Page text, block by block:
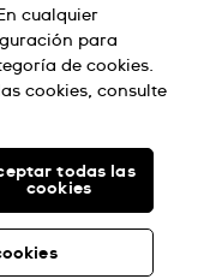
RESERVADOS:
cualquier
para
de cookies.
cookies, consulte
todas las
cookies